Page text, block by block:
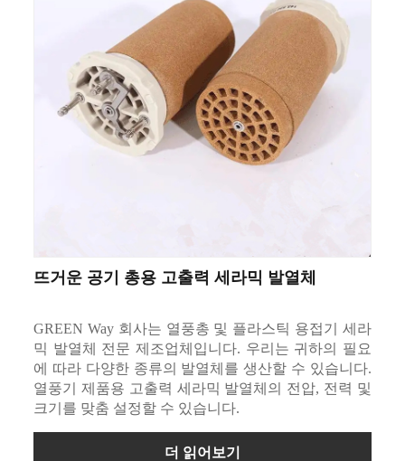
뜨거운 공기 총용 고출력 세라믹 발열체
GREEN Way 회사는 열풍총 및 플라스틱 용접기 세라
믹 발열체 전문 제조업체입니다. 우리는 귀하의 필요
에 따라 다양한 종류의 발열체를 생산할 수 있습니다.
열풍기 제품용 고출력 세라믹 발열체의 전압, 전력 및
크기를 맞춤 설정할 수 있습니다.
더 읽어보기